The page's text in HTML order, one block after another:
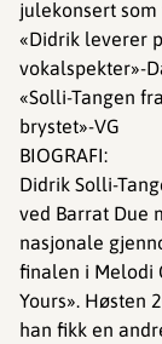
julekonsert
«Didrik leverer
vokalspekter»-
«Solli-Tangen
brystet»-VG
BIOGRAFI:
Didrik Solli-
ved Barrat Due
nasjonale
finalen i Melodi
Yours». Høsten
han fikk en